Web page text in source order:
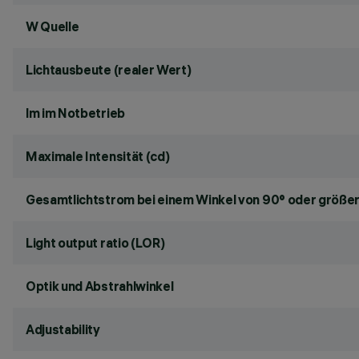
W Quelle
Lichtausbeute (realer Wert)
lm im Notbetrieb
Maximale Intensität (cd)
Gesamtlichtstrom bei einem Winkel von 90° oder
Light output ratio (LOR)
Optik und Abstrahlwinkel
Adjustability